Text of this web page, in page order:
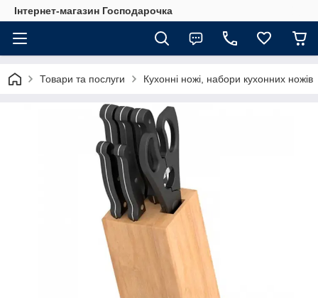
Інтернет-магазин Господарочка
Товари та послуги Кухонні ножі, набори кухонних ножів